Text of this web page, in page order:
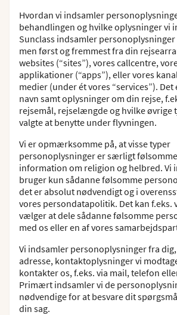
Hvordan vi indsamler
behandlingen og hvilke oplysninger vi
Sunclass indsamler
men først og fremmest fra din
websites (“sites”), vores callcentre,
applikationer (“apps”), eller vores
medier (under ét vores “services”).
navn samt oplysninger om din rejse,
rejsemål, rejselængde og hvilke øvrige
valgte at benytte under flyvningen.
Vi er opmærksomme på, at visse typer
personoplysninger er særligt
information om religion og helbred. Vi
bruger kun sådanne følsomme
det er absolut nødvendigt og i
vores persondatapolitik. Det kan f.eks.
vælger at dele sådanne følsomme
med os eller en af vores
Vi indsamler personoplysninger fra
adresse, kontaktoplysninger vi
kontakter os, f.eks. via mail, telefon
Primært indsamler vi de
nødvendige for at besvare dit
din sag.